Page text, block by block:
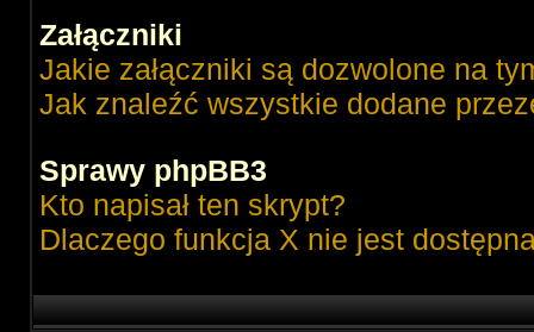
Załączniki
Jakie załączniki są dozwolone na
Jak znaleźć wszystkie dodane
Sprawy phpBB3
Kto napisał ten skrypt?
Dlaczego funkcja X nie jest